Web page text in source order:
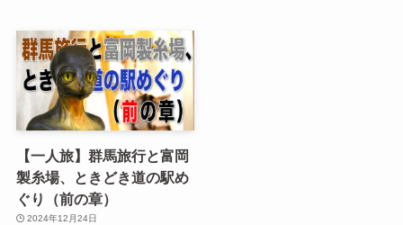
【一人旅】群馬旅行と富岡
製糸場、ときどき道の駅め
ぐり（前の章）
2024年12月24日